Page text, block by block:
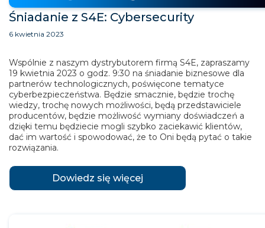
Śniadanie z S4E: Cybersecurity
6 kwietnia 2023
Wspólnie z naszym dystrybutorem firmą S4E, zapraszamy
19 kwietnia 2023 o godz. 9:30 na śniadanie biznesowe dla
partnerów technologicznych, poświęcone tematyce
cyberbezpieczeństwa. Będzie smacznie, będzie trochę
wiedzy, trochę nowych możliwości, będą przedstawiciele
producentów, będzie możliwość wymiany doświadczeń a
dzięki temu będziecie mogli szybko zaciekawić klientów,
dać im wartość i spowodować, że to Oni będą pytać o takie
rozwiązania.
Dowiedz się więcej